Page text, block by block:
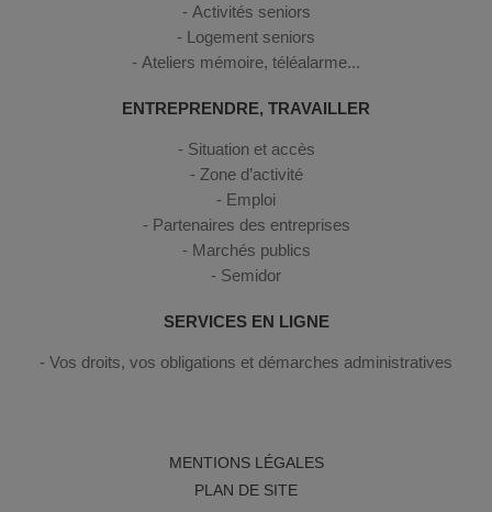
Activités seniors
Logement seniors
Ateliers mémoire, téléalarme...
ENTREPRENDRE, TRAVAILLER
Situation et accès
Zone d’activité
Emploi
Partenaires des entreprises
Marchés publics
Semidor
SERVICES EN LIGNE
Vos droits, vos obligations et démarches administratives
MENTIONS LÉGALES
PLAN DE SITE